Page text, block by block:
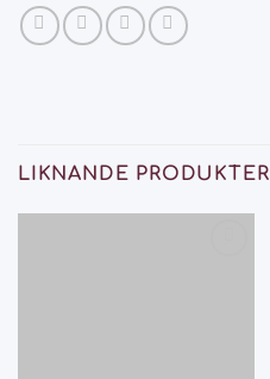
LIKNANDE PRODUKTER